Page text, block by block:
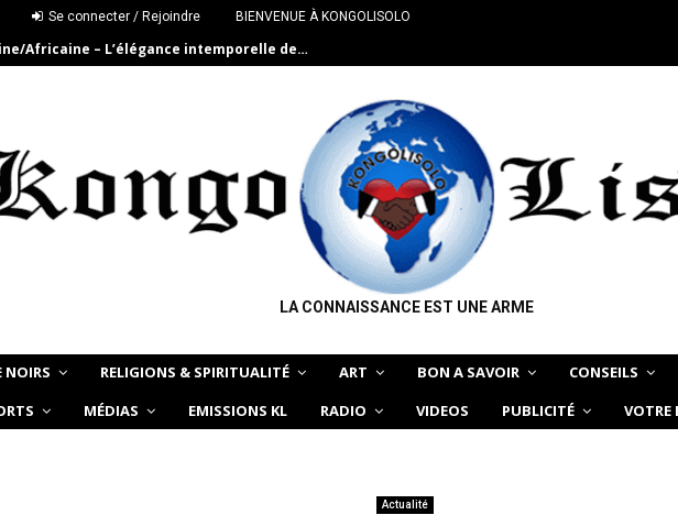
Se connecter / Rejoindre BIENVENUE À KONGOLISOLO
Africaine – L’élégance intemporelle de…
LA CONNAISSANCE EST UNE ARME
NOIRS RELIGIONS & SPIRITUALITÉ ART BON A SAVOIR CONSEILS
MÉDIAS EMISSIONS KL RADIO VIDEOS PUBLICITÉ VOTRE
Actualité